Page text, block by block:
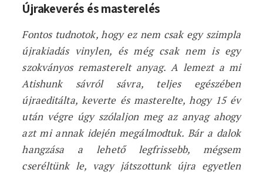
Újrakeverés és masterelés
Fontos tudnotok, hogy ez nem csak egy szimpla
újrakiadás vinylen, és még csak nem is egy
szokványos remasterelt anyag. A lemezt a mi
Atishunk sávról sávra, teljes egészében
újraeditálta, keverte és masterelte, hogy 15 év
után végre úgy szólaljon meg az anyag ahogy
azt mi annak idején megálmodtuk. Bár a dalok
hangzása a lehető legfrissebb, mégsem
cseréltünk le, vagy játszottunk újra egyetlen